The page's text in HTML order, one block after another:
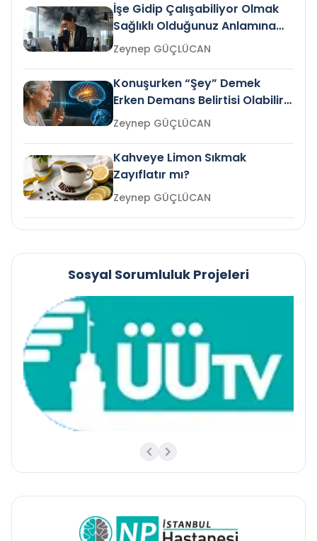
İşe Gidip Çalışabiliyor Olmak
Sağlıklı Olduğunuz Anlamına
Gelir mi?Zeynep GÜÇLÜCAN
Konuşurken “Şey” Demek
Erken Demans Belirtisi Olabilir
mi?
Zeynep GÜÇLÜCAN
Kahveye Limon Sıkmak
Zayıflatır mı?
Zeynep GÜÇLÜCAN
Sosyal Sorumluluk Projeleri